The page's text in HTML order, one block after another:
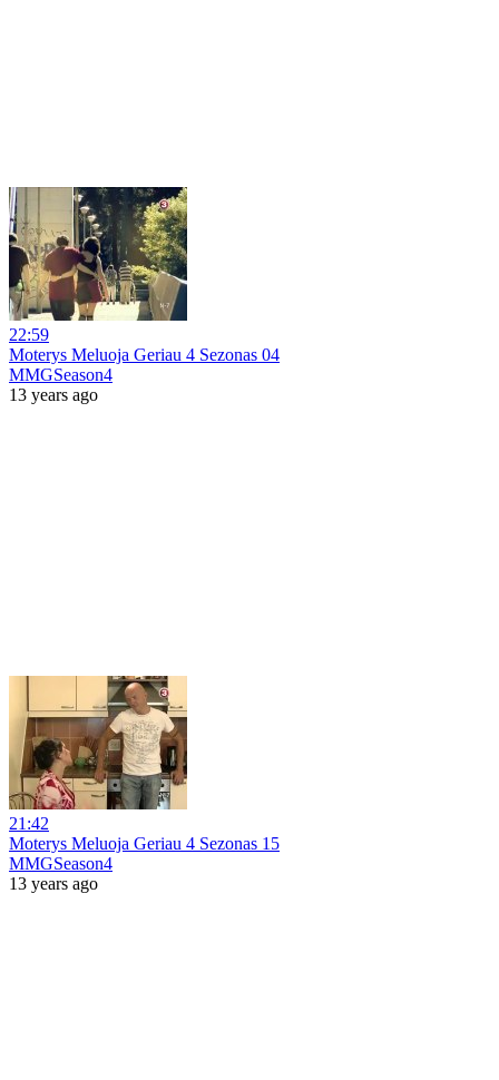
22:59
Moterys Meluoja Geriau 4 Sezonas 04
MMGSeason4
13 years ago
21:42
Moterys Meluoja Geriau 4 Sezonas 15
MMGSeason4
13 years ago